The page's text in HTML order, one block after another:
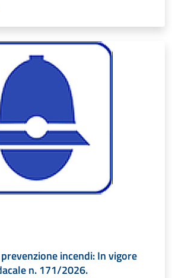
incendi: In vigore
n. 171/2026.